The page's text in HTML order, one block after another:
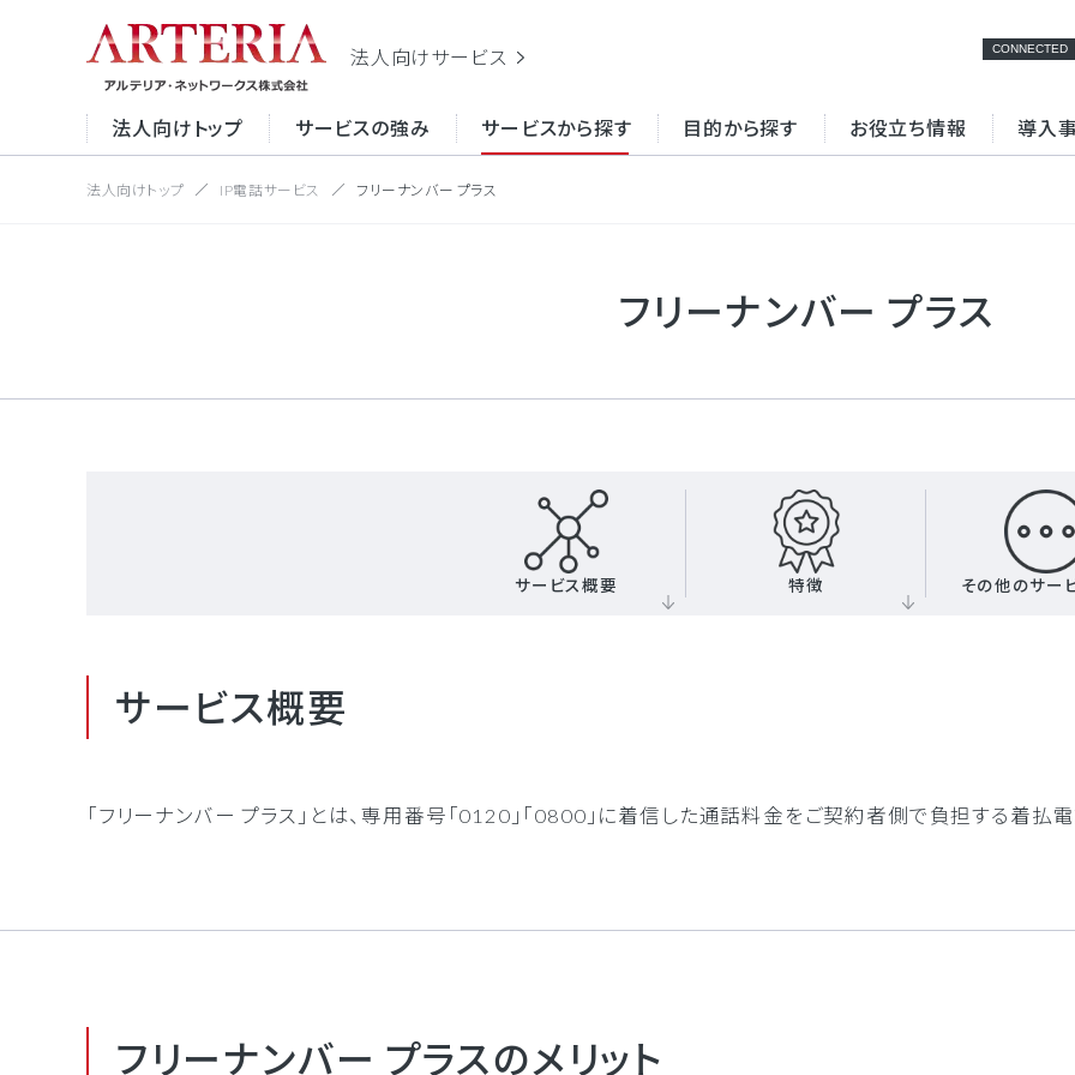
法人向けサービス CONNECTED
法人向けトップ サービスの強み サービスから探す 目的から探す
セキュリティ強化 BCP対策
お役立ち情報 導入
法人向けトップ IP電話サービス フリーナンバー プラス
フリーナンバー プラス
サービス概要 特徴 その他のサー
サービス概要
「フリーナンバー プラス」とは、専用番号「0120」「0800」に着信した通話料金をご契約者側で負担する着払電
フリーナンバー プラスのメリット